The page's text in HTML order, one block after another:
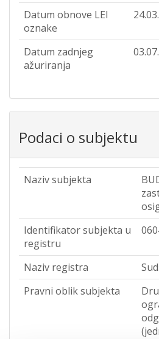
Datum obnove LEI
oznake
Datum zadnjeg
ažuriranja
Podaci o subjektu
Naziv subjekta
Identifikator subjekta u
registru
Naziv registra
Pravni oblik subjekta